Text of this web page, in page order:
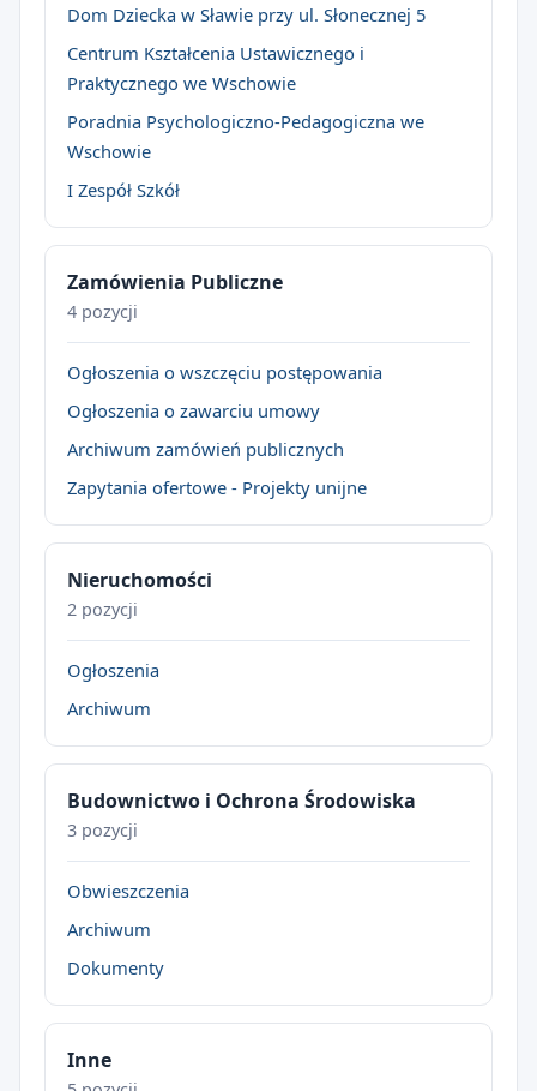
Dom Dziecka w Sławie przy ul. Słonecznej 5
Centrum Kształcenia Ustawicznego i
Praktycznego we Wschowie
Poradnia Psychologiczno-Pedagogiczna we
Wschowie
I Zespół Szkół
Zamówienia Publiczne
4 pozycji
Ogłoszenia o wszczęciu postępowania
Ogłoszenia o zawarciu umowy
Archiwum zamówień publicznych
Zapytania ofertowe - Projekty unijne
Nieruchomości
2 pozycji
Ogłoszenia
Archiwum
Budownictwo i Ochrona Środowiska
3 pozycji
Obwieszczenia
Archiwum
Dokumenty
Inne